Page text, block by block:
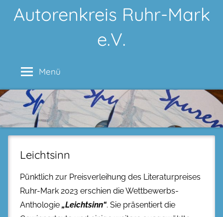
InhaltAutorenkreis Ruhr-Mark
e.V.
Menü
Leichtsinn
Pünktlich zur Preisverleihung des Literaturpreises
Ruhr-Mark 2023 erschien die Wettbewerbs-
Anthologie „Leichtsinn“. Sie präsentiert die